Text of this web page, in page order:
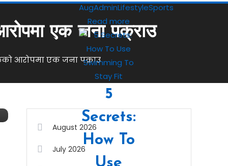
एक जना पक्राउ
आरोपमा एक जना पक्राउ
August 2026
July 2026
AugAdminLifestyleSports
Read more
5
Secrets:
How To